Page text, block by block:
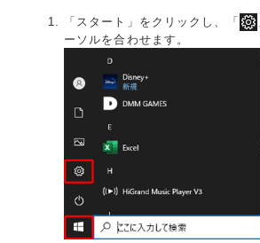
「スタート」をクリックし、「
ーソルを合わせます。